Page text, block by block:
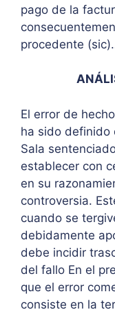
pago de la
procedente
El error de
ha sido definido
Sala
establecer con
en su
controversia.
cuando se
debidamente
debe incidir
del fallo En el
que el error
consiste en la